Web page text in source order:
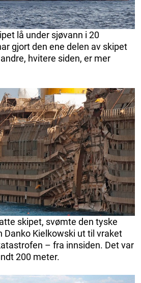
lå under sjøvann i 20
gjort den ene delen av skipet
hvitere siden, er mer
skipet, svømte den tyske
Kielkowski ut til vraket
– fra innsiden. Det var
200 meter.